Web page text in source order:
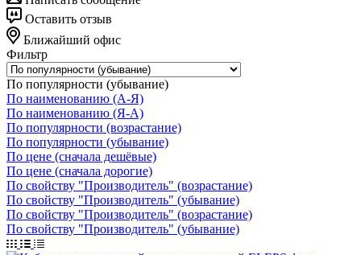
Оставить отзыв
Ближайший офис
Фильтр
По популярности (убывание)
По наименованию (А-Я)
По наименованию (Я-А)
По популярности (возрастание)
По популярности (убывание)
По цене (сначала дешёвые)
По цене (сначала дорогие)
По свойству "Производитель" (возрастание)
По свойству "Производитель" (убывание)
По свойству "Производитель" (возрастание)
По свойству "Производитель" (убывание)